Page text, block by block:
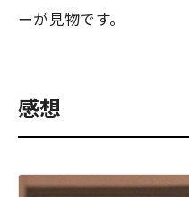
ーが見物です。
感想